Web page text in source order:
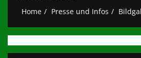
Verein
unsere Teams
Home Presse und Infos